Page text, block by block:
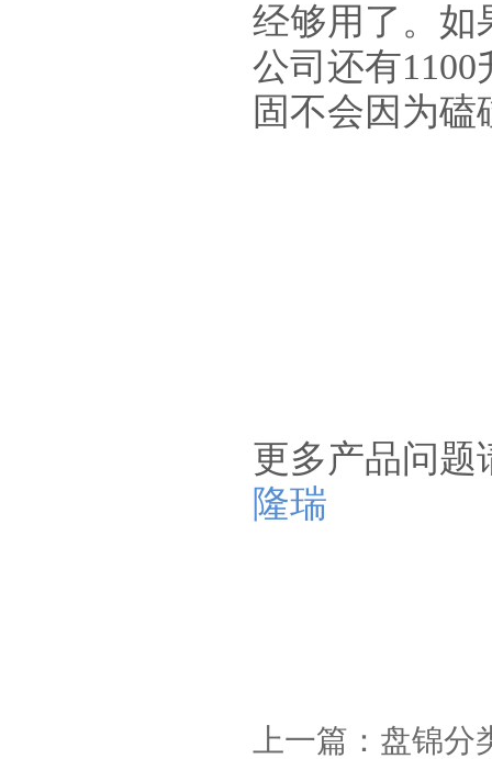
经够用了。如
公司还有
固不会因为
更多产品问题
隆瑞
上一篇：盘锦